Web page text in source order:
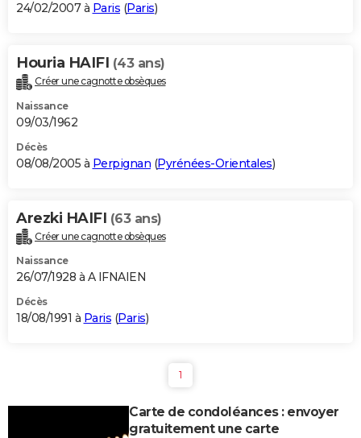
24/02/2007 à Paris (Paris)
Houria HAIFI (43 ans)
Créer une cagnotte obsèques
Naissance
09/03/1962
Décès
08/08/2005 à Perpignan (Pyrénées-Orientales)
Arezki HAIFI (63 ans)
Créer une cagnotte obsèques
Naissance
26/07/1928 à A IFNAIEN
Décès
18/08/1991 à Paris (Paris)
1
Carte de condoléances : envoyer
gratuitement une carte